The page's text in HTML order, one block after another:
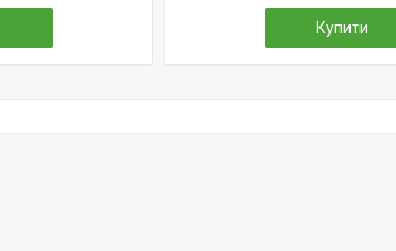
Купити